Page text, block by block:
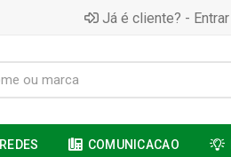
Já é cliente? - Entrar
REDES COMUNICACAO